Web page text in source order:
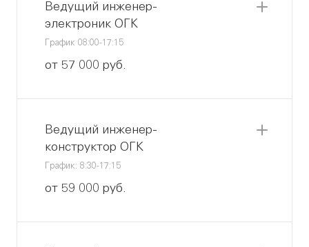
Ведущий инженер-
электроник ОГК
График 08:00-17:15
от 57 000 руб.
Ведущий инженер-
конструктор ОГК
График: 8:30-17:15
от 59 000 руб.